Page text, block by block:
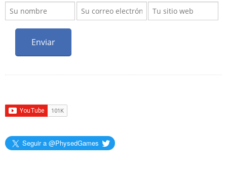
Seguir a @PhysedGames